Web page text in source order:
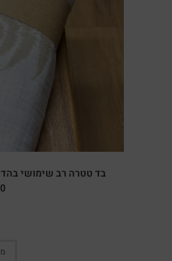
בד טטרה רב שימושי